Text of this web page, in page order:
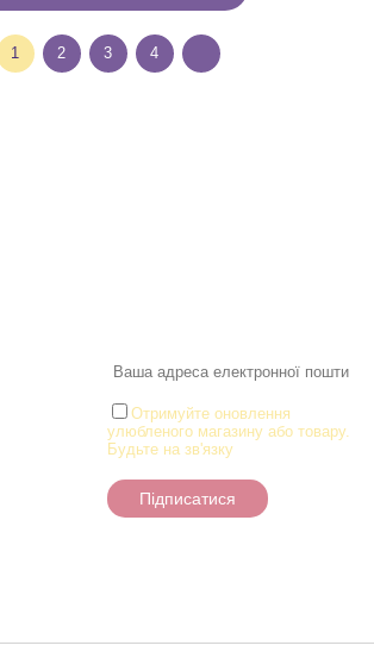
1 2 3 4
Отримуйте оновлення
улюбленого магазину або товару.
Будьте на зв'язку
Підписатися